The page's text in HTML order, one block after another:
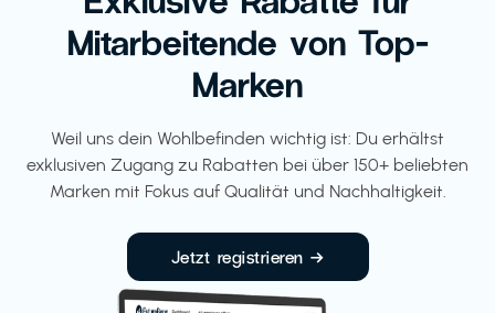
Mitarbeitende von Top-
Marken
Weil uns dein Wohlbefinden wichtig ist: Du erhältst
exklusiven Zugang zu Rabatten bei über 150+ beliebten
Marken mit Fokus auf Qualität und Nachhaltigkeit.
Jetzt registrieren →